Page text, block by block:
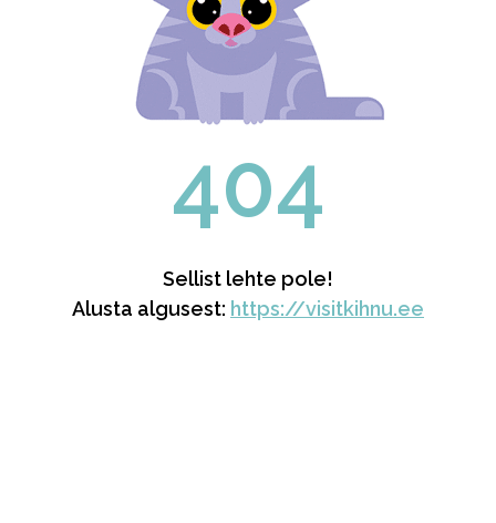
404
Sellist lehte pole!
Alusta algusest: https://visitkihnu.ee